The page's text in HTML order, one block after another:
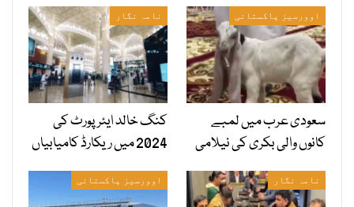
اوورسیز پاکستانی
سعودی عرب میں لمبے
کانوں والی بکری کی نیلامی
نامہ نگار
کنگ خالد ایئرپورٹ کی
2024 میں ریکارڈ کامیابیاں
نامہ نگار اوورسیز پاکستانی